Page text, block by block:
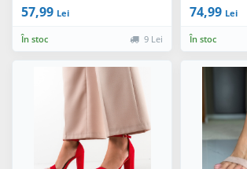
57,99 Lei
În stoc 9 Lei
74,99 Lei
În stoc